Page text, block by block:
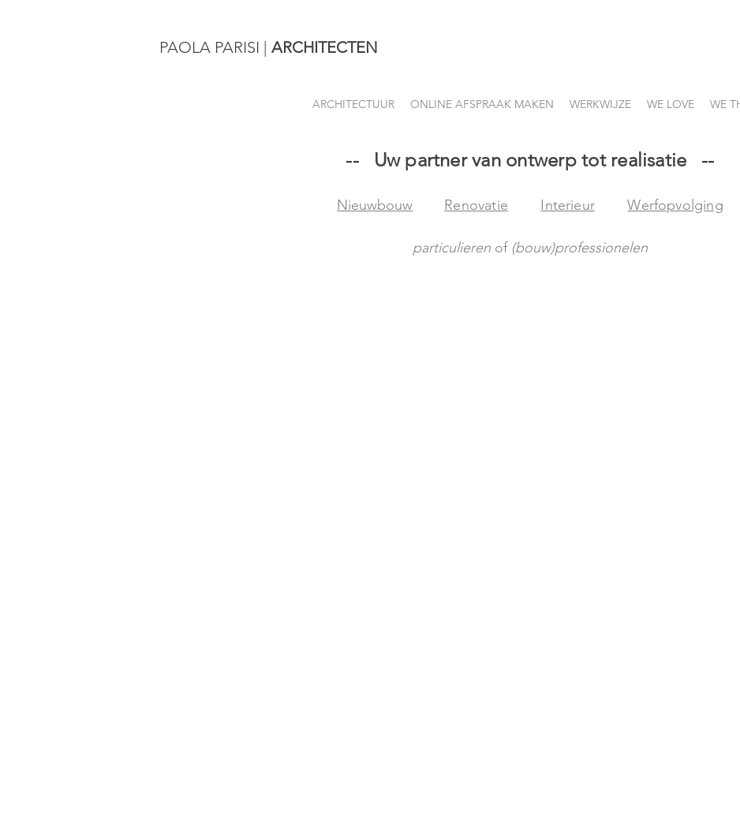
PAOLA PARISI | ARCHITECTEN
ARCHITECTUUR ONLINE AFSPRAAK MAKEN WERKWIJZE WE LOVE WE
-- Uw partner van ontwerp tot realisatie --
Nieuwbouw Renovatie Interieur Werfopvolging
particulieren of (bouw)professionelen